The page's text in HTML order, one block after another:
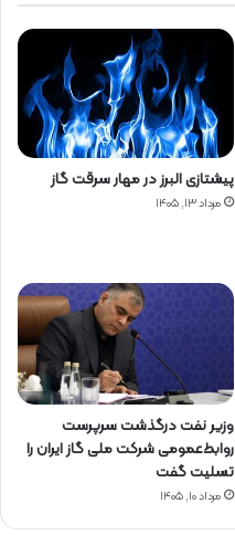
پیشتازی البرز در مهار سرقت گاز
مرداد ۱۳, ۱۴۰۵
وزیر نفت درگذشت سرپرست
روابط‌عمومی شرکت ملی گاز ایران را
تسلیت گفت
مرداد ۱۰, ۱۴۰۵